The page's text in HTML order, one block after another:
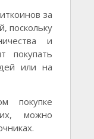
за
поскольку
и
покупать
или на
покупке
можно